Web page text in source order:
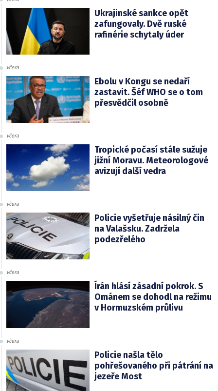
Ukrajinské sankce opět
zafungovaly. Dvě ruské
rafinérie schytaly úder
včera
Ebolu v Kongu se nedaří
zastavit. Šéf WHO se o tom
přesvědčil osobně
včera
Tropické počasí stále sužuje
jižní Moravu. Meteorologové
avizují další vedra
včera
Policie vyšetřuje násilný čin
na Valašsku. Zadržela
podezřelého
včera
Írán hlásí zásadní pokrok. S
Ománem se dohodl na režimu
v Hormuzském průlivu
včera
Policie našla tělo
pohřešovaného při pátrání na
jezeře Most